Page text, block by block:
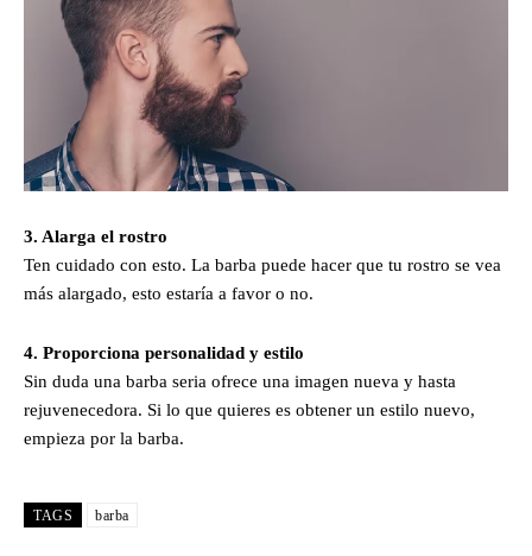
3. Alarga el rostro
Ten cuidado con esto. La barba puede hacer que tu rostro se vea
más alargado, esto estaría a favor o no.
4. Proporciona personalidad y estilo
Sin duda una barba seria ofrece una imagen nueva y hasta
rejuvenecedora. Si lo que quieres es obtener un estilo nuevo,
empieza por la barba.
TAGS barba